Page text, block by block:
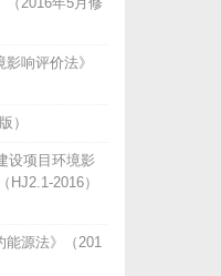
响评价法》
）
设项目环境影
HJ2.1-2016）
源法》（201